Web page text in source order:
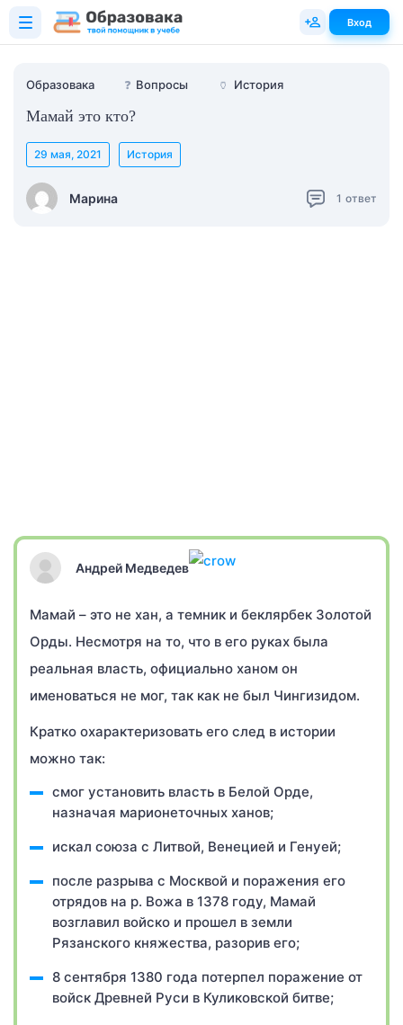
Образовака ❓ Вопросы 🏺 История
Мамай это кто?
Марина
29 мая, 2021 История
1 ответ
Андрей Медведев
Мамай – это не хан, а темник и беклярбек Золотой
Орды. Несмотря на то, что в его руках была
реальная власть, официально ханом он
именоваться не мог, так как не был Чингизидом.
Кратко охарактеризовать его след в истории
можно так:
смог установить власть в Белой Орде,
назначая марионеточных ханов;
искал союза с Литвой, Венецией и Генуей;
после разрыва с Москвой и поражения его
отрядов на р. Вожа в 1378 году, Мамай
возглавил войско и прошел в земли
Рязанского княжества, разорив его;
8 сентября 1380 года потерпел поражение от
войск Древней Руси в Куликовской битве;
Вход